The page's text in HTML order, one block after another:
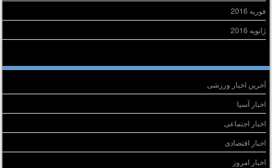
فوریه 2016
ژانویه 2016
آخرین اخبار ورزشی
اخبار آسیا
اخبار اجتماعی
اخبار اقتصادی
اخبار امروز